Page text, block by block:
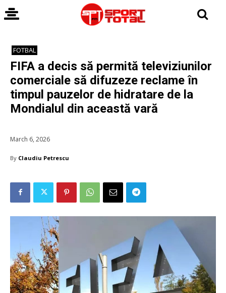
FOTBAL
FIFA a decis să permită televiziunilor
comerciale să difuzeze reclame în
timpul pauzelor de hidratare de la
Mondialul din această vară
March 6, 2026
By Claudiu Petrescu